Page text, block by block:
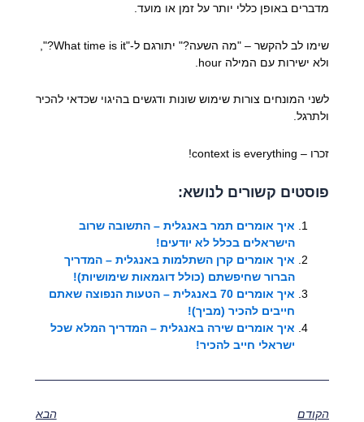
מדברים באופן כללי יותר על זמן או מועד.
שימו לב להקשר – "מה השעה?" יתורגם ל-"What time is it?",
ולא ישירות עם המילה hour.
לשני המונחים צורות שימוש שונות ודגשים בהיגוי שכדאי להכיר
ולתרגל.
זכרו – context is everything!
פוסטים קשורים לנושא:
איך אומרים תמר באנגלית – התשובה שרוב
הישראלים בכלל לא יודעים!
איך אומרים קרן השתלמות באנגלית – המדריך
הברור שחיפשתם (כולל דוגמאות שימושיות)!
איך אומרים 70 באנגלית – הטעות הנפוצה שאתם
חייבים להכיר (מביך)!
איך אומרים שירה באנגלית – המדריך המלא שכל
ישראלי חייב להכיר!
הקודם הבא